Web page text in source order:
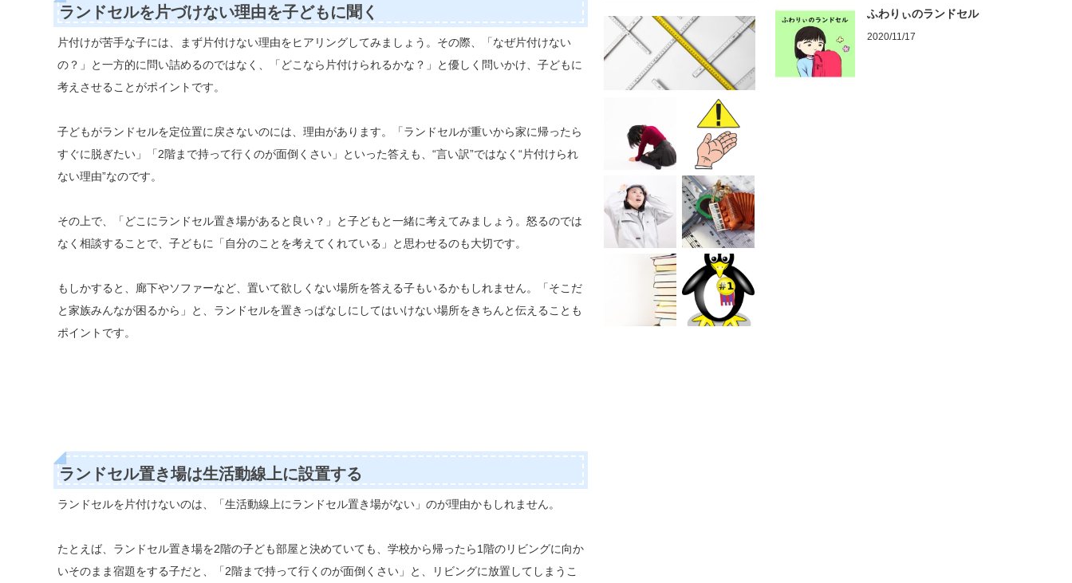
ランドセルを片づけない理由を子どもに聞く
片付けが苦手な子には、まず片付けない理由をヒアリングしてみましょう。その際、「なぜ片付けない
の？」と一方的に問い詰めるのではなく、「どこなら片付けられるかな？」と優しく問いかけ、子どもに
考えさせることがポイントです。
子どもがランドセルを定位置に戻さないのには、理由があります。「ランドセルが重いから家に帰ったら
すぐに脱ぎたい」「2階まで持って行くのが面倒くさい」といった答えも、“言い訳”ではなく“片付けられ
ない理由”なのです。
その上で、「どこにランドセル置き場があると良い？」と子どもと一緒に考えてみましょう。怒るのでは
なく相談することで、子どもに「自分のことを考えてくれている」と思わせるのも大切です。
もしかすると、廊下やソファーなど、置いて欲しくない場所を答える子もいるかもしれません。「そこだ
と家族みんなが困るから」と、ランドセルを置きっぱなしにしてはいけない場所をきちんと伝えることも
ポイントです。
ランドセル置き場は生活動線上に設置する
ランドセルを片付けないのは、「生活動線上にランドセル置き場がない」のが理由かもしれません。
たとえば、ランドセル置き場を2階の子ども部屋と決めていても、学校から帰ったら1階のリビングに向か
いそのまま宿題をする子だと、「2階まで持って行くのが面倒くさい」と、リビングに放置してしまうこ
ふわりぃのランドセル
2020/11/17